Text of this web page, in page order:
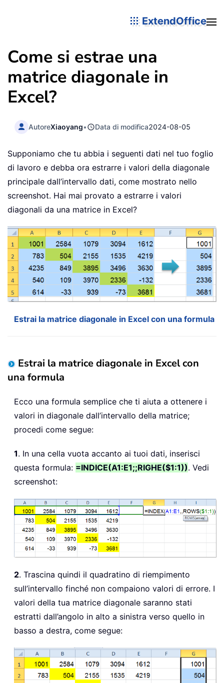
ExtendOffice
Come si estrae una
matrice diagonale in
Excel?
AutoreXiaoyang• Data di modifica2024-08-05
Supponiamo che tu abbia i seguenti dati nel tuo foglio
di lavoro e debba ora estrarre i valori della diagonale
principale dall’intervallo dati, come mostrato nello
screenshot. Hai mai provato a estrarre i valori
diagonali da una matrice in Excel?
Estrai la matrice diagonale in Excel con una formula
Estrai la matrice diagonale in Excel con
una formula
Ecco una formula semplice che ti aiuta a ottenere i
valori in diagonale dall’intervallo della matrice;
procedi come segue:
1. In una cella vuota accanto ai tuoi dati, inserisci
questa formula: =INDICE(A1:E1;;RIGHE($1:1)). Vedi
screenshot:
2. Trascina quindi il quadratino di riempimento
sull’intervallo finché non compaiono valori di errore. I
valori della tua matrice diagonale saranno stati
estratti dall’angolo in alto a sinistra verso quello in
basso a destra, come segue: